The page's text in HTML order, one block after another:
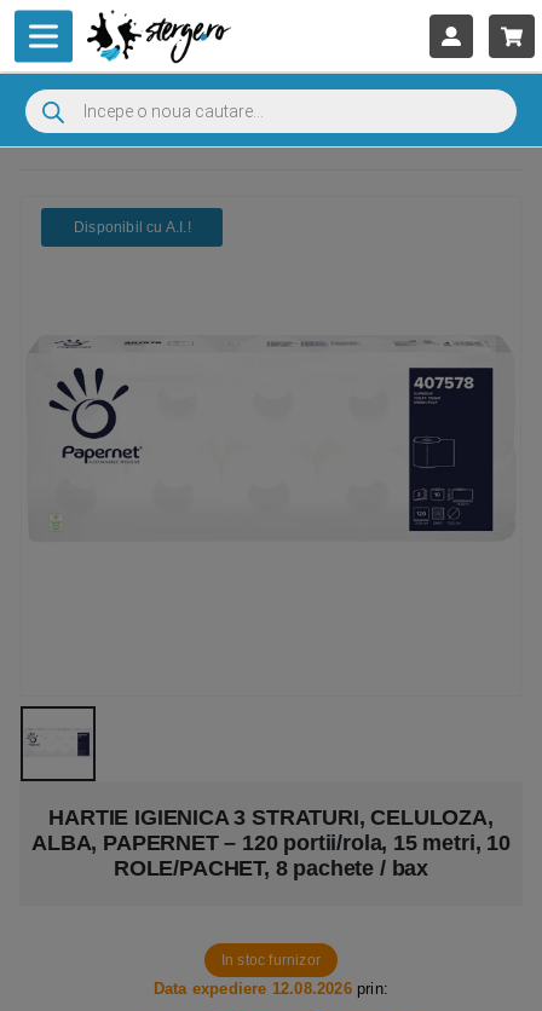
Disponibil cu A.I.​!
HARTIE IGIENICA 3 STRATURI, CELULOZA,
ALBA, PAPERNET – 120 portii/rola, 15 metri, 10
ROLE/PACHET, 8 pachete / bax
In stoc furnizor
Data expediere 12.08.2026prin: